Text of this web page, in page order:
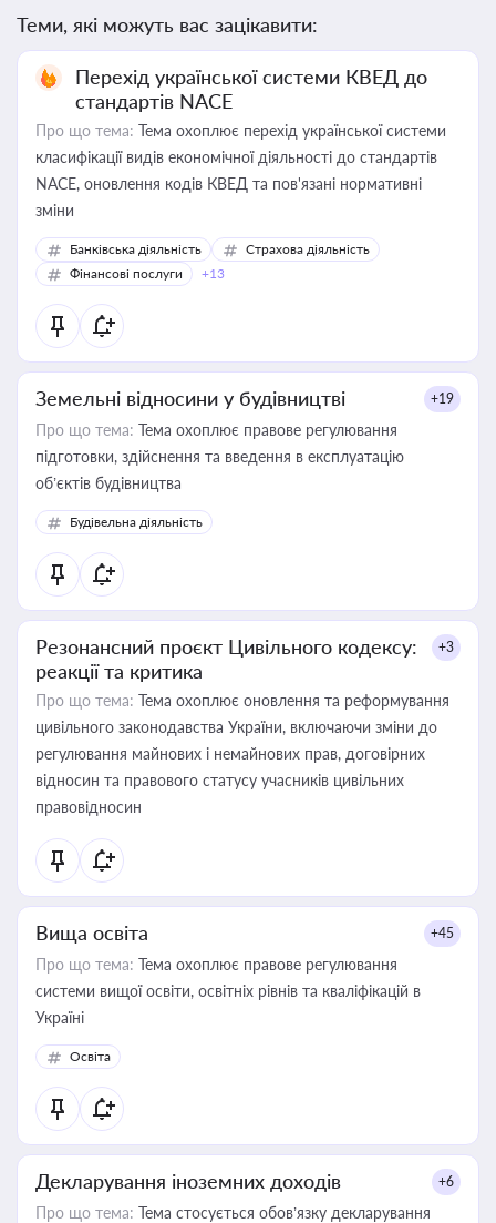
Теми, які можуть вас зацікавити:
Перехід української системи КВЕД до
стандартів NACE
Про що тема: Тема охоплює перехід української системи
класифікації видів економічної діяльності до стандартів
NACE, оновлення кодів КВЕД та пов'язані нормативні
зміни
Банківська діяльність
Страхова діяльність
Фінансові послуги
+13
Земельні відносини у будівництві +19
Про що тема: Тема охоплює правове регулювання
підготовки, здійснення та введення в експлуатацію
об’єктів будівництва
Будівельна діяльність
Резонансний проєкт Цивільного кодексу:
реакції та критика
+3
Про що тема: Тема охоплює оновлення та реформування
цивільного законодавства України, включаючи зміни до
регулювання майнових і немайнових прав, договірних
відносин та правового статусу учасників цивільних
правовідносин
Вища освіта +45
Про що тема: Тема охоплює правове регулювання
системи вищої освіти, освітніх рівнів та кваліфікацій в
Україні
Освіта
Декларування іноземних доходів +6
Про що тема: Тема стосується обов’язку декларування